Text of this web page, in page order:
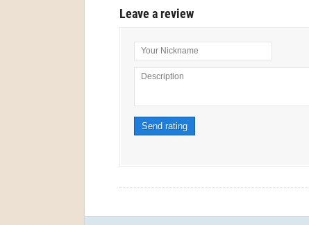
Leave a review
Your Nickname
Description
Send rating